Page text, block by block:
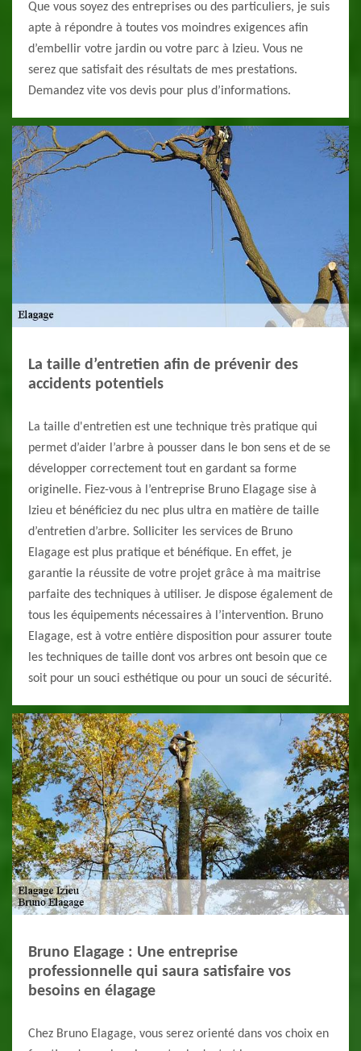
Que vous soyez des entreprises ou des particuliers, je suis
apte à répondre à toutes vos moindres exigences afin
d’embellir votre jardin ou votre parc à Izieu. Vous ne
serez que satisfait des résultats de mes prestations.
Demandez vite vos devis pour plus d’informations.
La taille d’entretien afin de prévenir des
accidents potentiels
La taille d'entretien est une technique très pratique qui
permet d’aider l’arbre à pousser dans le bon sens et de se
développer correctement tout en gardant sa forme
originelle. Fiez-vous à l’entreprise Bruno Elagage sise à
Izieu et bénéficiez du nec plus ultra en matière de taille
d’entretien d’arbre. Solliciter les services de Bruno
Elagage est plus pratique et bénéfique. En effet, je
garantie la réussite de votre projet grâce à ma maitrise
parfaite des techniques à utiliser. Je dispose également de
tous les équipements nécessaires à l’intervention. Bruno
Elagage, est à votre entière disposition pour assurer toute
les techniques de taille dont vos arbres ont besoin que ce
soit pour un souci esthétique ou pour un souci de sécurité.
Bruno Elagage : Une entreprise
professionnelle qui saura satisfaire vos
besoins en élagage
Chez Bruno Elagage, vous serez orienté dans vos choix en